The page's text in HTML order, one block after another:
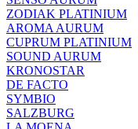
ZODIAK PLATINIUM
AROMA AURUM
CUPRUM PLATINIUM
SOUND AURUM
KRONOSTAR
DE FACTO
SYMBIO
SALZBURG